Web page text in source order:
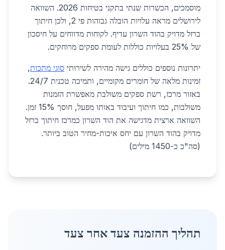
מוסמכים, הכשרות שנתי בתקני בטיחות 2026. השוואה
לירושלים מראה עלויות הובלה גבוהות פי 2, ולכן חיתוך
ברזל מדויק בהוד השרון עדיף. לקוחות מדווחים על חיסכון
של 25% בעלויות כוללות לעומת ספקים מרוחקים.
יתרונות נוספים כוללים גישה מהירה לשירותי סוגי מתכות,
זמינות מלאה של חומרים מקומיים, ותמיכה טכנית 24/7.
באזור מרכז, רשת ספקים משולבת מאפשרת הזמנות
משולבות, כמו חיתוך ועיבוד באותו מפעל, חוסך 15% זמן.
השוואה ארצית מדגישה את הוד השרון כמרכז חיתוך ברזל
מדויק בהוד השרון עם יחס איכות-מחיר הטוב ביותר.
(סה"כ כ-1450 מילים)
תהליך ההזמנה צעד אחר צעד